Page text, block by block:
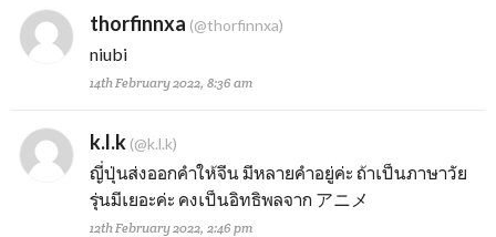
thorfinnxa (@thorfinnxa)
niubi
14th February 2022, 8:36 am
k.l.k (@k.l.k)
ญี่ปุ่นส่งออกคำให้จีน มีหลายคำอยู่ค่ะ ถ้าเป็นภาษาวัย
รุ่นมีเยอะค่ะ คงเป็นอิทธิพลจาก アニメ
12th February 2022, 2:46 pm